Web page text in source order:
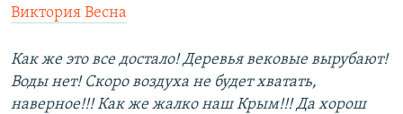
Виктория Весна
Как же это все достало! Деревья вековые вырубают!
Воды нет! Скоро воздуха не будет хватать,
наверное!!! Как же жалко наш Крым!!! Да хорош